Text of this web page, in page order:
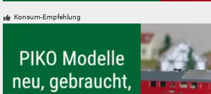
Konsum-Empfehlung